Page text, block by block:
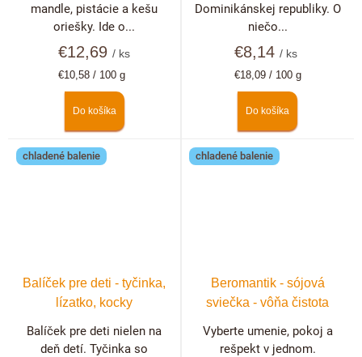
€12,69/ ks
Jednotková
€10,58 / 100 g
Do košíka
mandle, pistácie a kešu
oriešky. Ide o...
€8,14 / ks
Jednotková
€18,09 / 100 g
Do košíka
Dominikánskej republiky. O
niečo...
chladené balenie
Balíček pre deti - tyčinka,
lízatko, kocky
Balíček pre deti nielen na
deň detí. Tyčinka so
chladené balenie
Beromantik - sójová
sviečka - vôňa čistota
Vyberte umenie, pokoj a
rešpekt v jednom.